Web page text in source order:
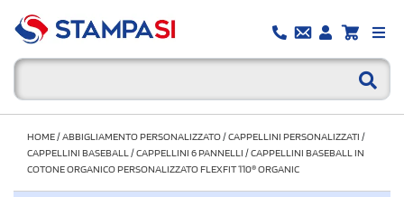
HOME/ABBIGLIAMENTO PERSONALIZZATO/CAPPELLINI PERSONALIZZATI /
CAPPELLINI BASEBALL /CAPPELLINI 6 PANNELLI /CAPPELLINI BASEBALL IN
COTONE ORGANICO PERSONALIZZATO FLEXFIT 110® ORGANIC